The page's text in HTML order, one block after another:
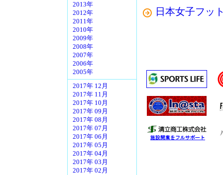
2013年
2012年
2011年
2010年
2009年
2008年
2007年
2006年
2005年
2017年 12月
2017年 11月
2017年 10月
2017年 09月
2017年 08月
2017年 07月
2017年 06月
2017年 05月
2017年 04月
2017年 03月
2017年 02月
日本女子フッ